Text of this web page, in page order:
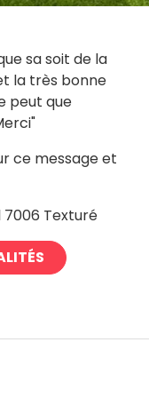
sa soit de la
la très bonne
peut que
ce message et
7006 Texturé